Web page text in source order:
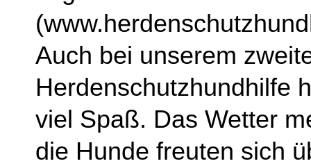
Auch bei unserem
Herdenschutzhundhilfe
viel Spaß. Das Wetter
die Hunde freuten sich